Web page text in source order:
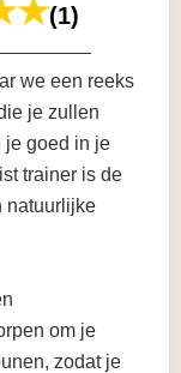
(1)
we een reeks
je zullen
je goed in je
trainer is de
natuurlijke
om je
zodat je